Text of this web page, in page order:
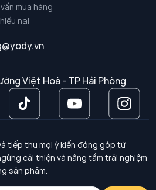
mua hàng
nại
Việt Hoà - TP Hải Phòng
tiếp thu mọi ý kiến đóng góp từ
cải thiện và nâng tầm trải nghiệm
sản phẩm.